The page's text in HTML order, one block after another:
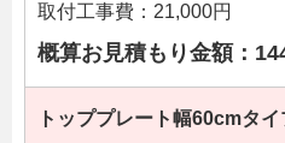
取付工事費：21,000円
概算お見積もり金額：
トッププレート幅60cmタイ